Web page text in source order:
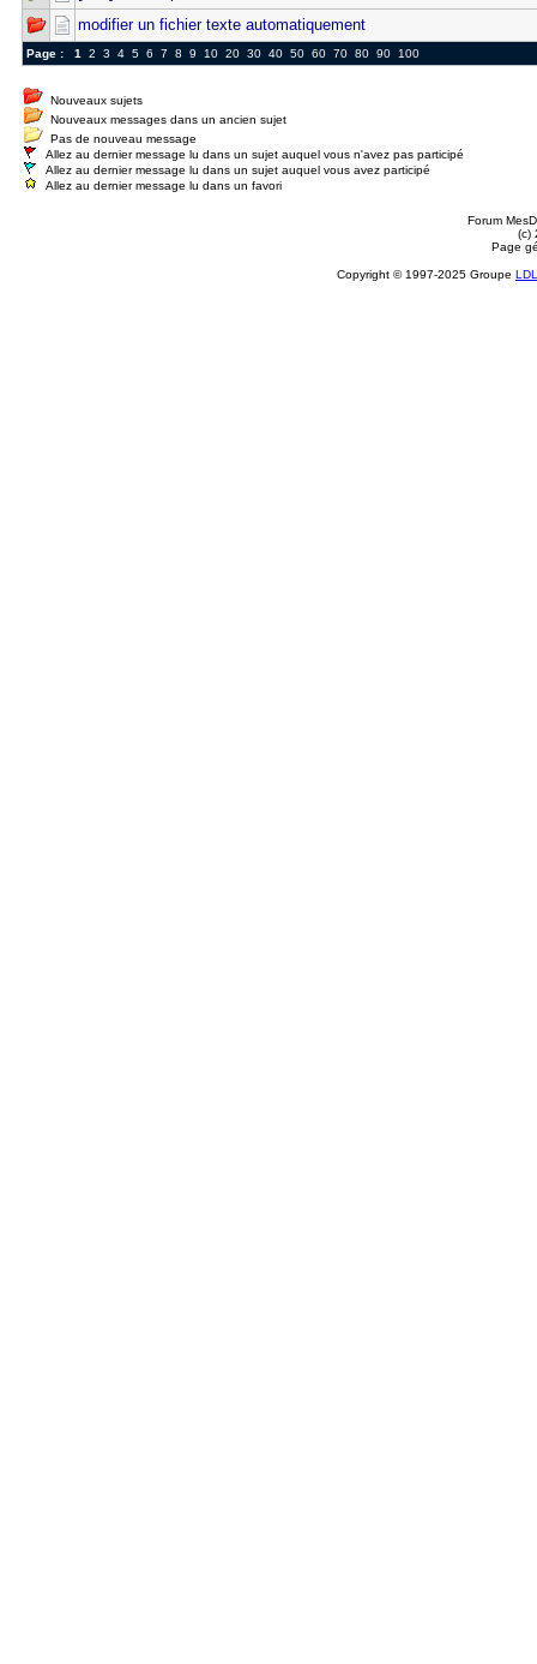
modifier un fichier texte automatiquement
Page : 1 2 3 4 5 6 7 8 9 10 20 30 40 50 60 70 80 90 100
Nouveaux sujets
Nouveaux messages dans un ancien sujet
Pas de nouveau message
Allez au dernier message lu dans un sujet auquel vous n'avez pas participé
Allez au dernier message lu dans un sujet auquel vous avez participé
Allez au dernier message lu dans un favori
Forum
(c)
Page
Copyright © 1997-2025 Groupe